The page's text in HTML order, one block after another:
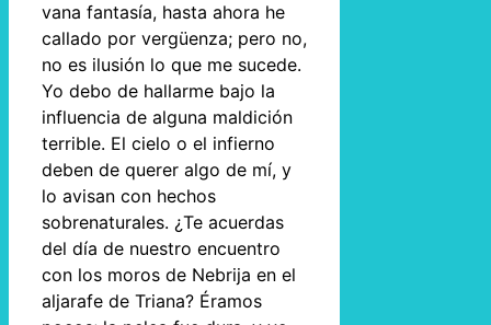
vana fantasía, hasta ahora he
callado por vergüenza; pero no,
no es ilusión lo que me sucede.
Yo debo de hallarme bajo la
influencia de alguna maldición
terrible. El cielo o el infierno
deben de querer algo de mí, y
lo avisan con hechos
sobrenaturales. ¿Te acuerdas
del día de nuestro encuentro
con los moros de Nebrija en el
aljarafe de Triana? Éramos